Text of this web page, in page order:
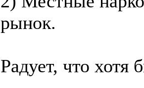
рынок.
Радует, что